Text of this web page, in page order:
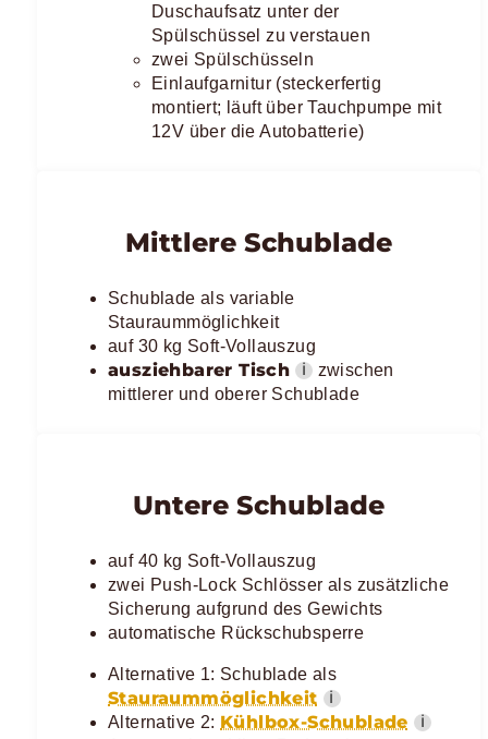
Duschaufsatz unter der
Spülschüssel zu verstauen
zwei Spülschüsseln
Einlaufgarnitur (steckerfertig
montiert; läuft über Tauchpumpe mit
12V über die Autobatterie)
Mittlere Schublade
Schublade als variable
Stauraummöglichkeit
auf 30 kg Soft-Vollauszug
ausziehbarer Tisch ℹ
zwischen
mittlerer und oberer Schublade
Untere Schublade
auf 40 kg Soft-Vollauszug
zwei Push-Lock Schlösser als zusätzliche
Sicherung aufgrund des Gewichts
automatische Rückschubsperre
Alternative 1: Schublade als
Stauraummöglichkeit ℹ
Alternative 2: Kühlbox-Schublade ℹ